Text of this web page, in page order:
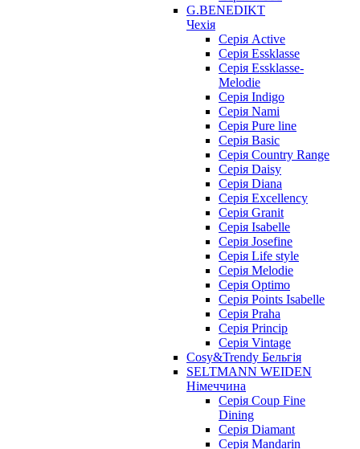
G.BENEDIKT
Чехія
Cерія Active
Cерія Essklasse
Cерія Essklasse-
Melodie
Cерія Indigo
Cерія Nami
Cерія Pure line
Серія Basic
Серія Country Range
Серія Daisy
Серія Diana
Серія Excellency
Серія Granit
Серія Isabelle
Серія Josefine
Серія Life style
Серія Melodie
Серія Optimo
Серія Points Isabelle
Серія Praha
Серія Princip
Серія Vintage
Cosy&Trendy Бельгія
SELTMANN WEIDEN
Німеччина
Cерія Coup Fine
Dining
Cерія Diamant
Cерія Mandarin